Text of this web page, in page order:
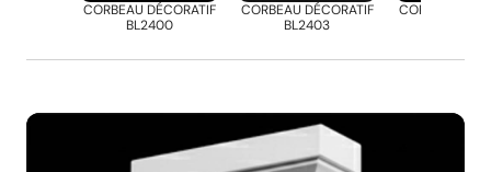
CORBEAU DÉCORATIF
BL2400
CORBEAU DÉCORATIF
BL2403
CORBEAU